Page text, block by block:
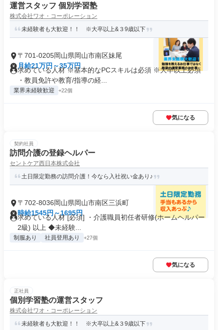
運営スタッフ 個別学習塾
株式会社ワオ・コーポレーション
未経験者も大歓迎！！ ※大卒以上&３9歳以下
〒701-0205岡山県岡山市南区妹尾
月給21万円～35万円
求めている人材 ※基本的なPCスキルは必須 ※大卒以上必須
・教員免許や教育/指導の経...
業界未経験歓迎 +22個
気になる
契約社員
訪問介護の登録ヘルパー
セントケア西日本株式会社
土日限定勤務の訪問介護！今なら入社祝い金あり♪
〒702-8036岡山県岡山市南区三浜町
時給1545円～1695円
求めている人材 [必須] ・介護職員初任者研修(ホームヘルパー
2級) 以上 ◆未経験...
制服あり 社員登用あり +27個
気になる
正社員
個別学習塾の運営スタッフ
株式会社ワオ・コーポレーション
未経験者も大歓迎！！ ※大卒以上&３9歳以下